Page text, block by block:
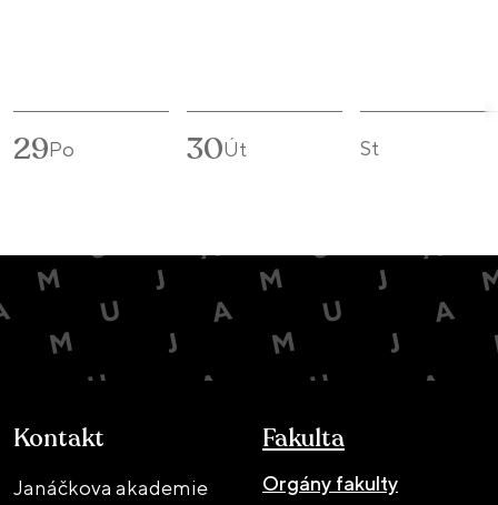
29Po 30Út St
Kontakt
Janáčkova akademie
Fakulta
Orgány fakulty